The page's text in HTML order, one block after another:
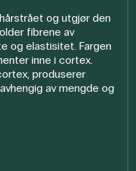
og utgjør den
fibrene av
og elastisitet. Fargen
inne i cortex.
produserer
av mengde og